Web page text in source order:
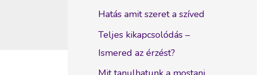
Hatás amit szeret a szíved
Teljes kikapcsolódás –
Ismered az érzést?